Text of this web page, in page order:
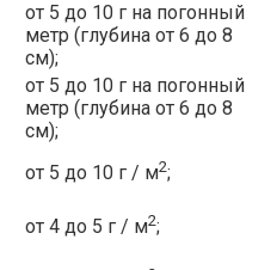
от 5 до 10 г на погонный
метр (глубина от 6 до 8
см);
от 5 до 10 г на погонный
метр (глубина от 6 до 8
см);
от 5 до 10 г / м2;
от 4 до 5 г / м2;